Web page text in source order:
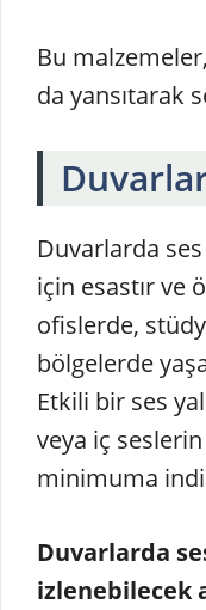
Bu
da yansıtarak
Duvarlarda
için esastır ve
ofislerde,
bölgelerde
Etkili bir ses
veya iç seslerin
minimuma
Duvarlarda
izlenebilecek